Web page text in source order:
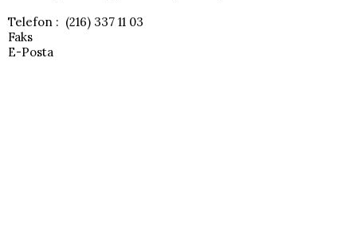
Telefon : (216) 337 11 03
Faks
E-Posta